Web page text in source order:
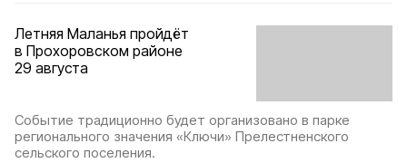
Летняя Маланья пройдёт
в Прохоровском районе
29 августа
Событие традиционно будет организовано в парке
регионального значения «Ключи» Прелестненского
сельского поселения.